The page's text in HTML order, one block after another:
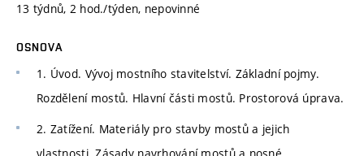
13 týdnů, 2 hod./týden, nepovinné
OSNOVA
1. Úvod. Vývoj mostního stavitelství. Základní pojmy.
Rozdělení mostů. Hlavní části mostů. Prostorová úprava.
2. Zatížení. Materiály pro stavby mostů a jejich